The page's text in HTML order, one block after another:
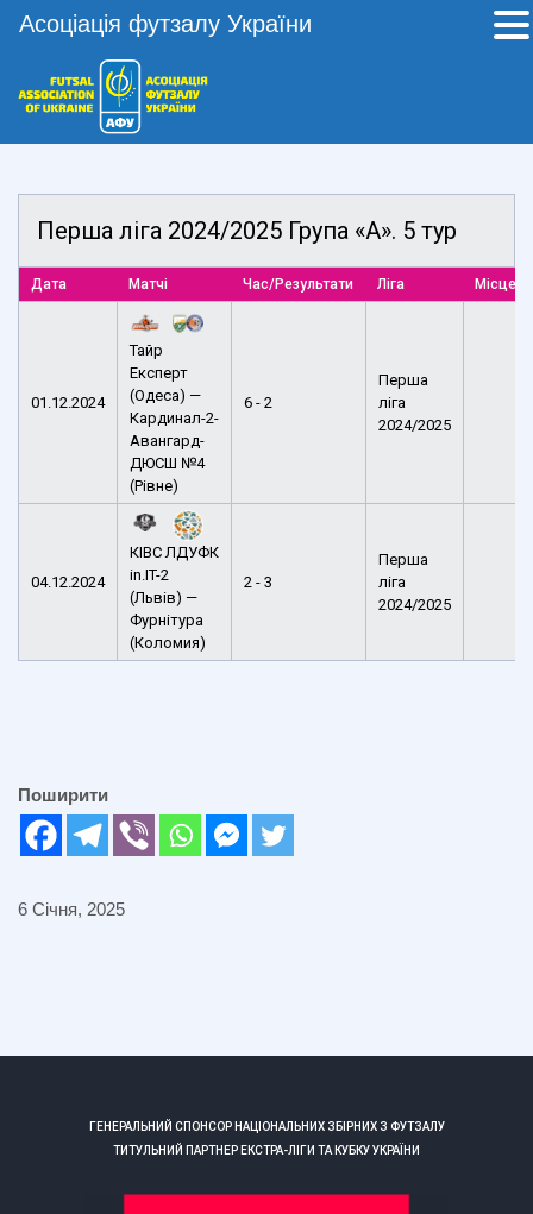
Перша ліга 2024/2025 Група «А». 5 тур
Дата Матчі Час/Результати Ліга Місце
01.12.2024
Тайр
Експерт
(Одеса) —
Кардинал-2-
Авангард-
ДЮСШ №4
(Рівне)
6 - 2
Перша
ліга
2024/2025
04.12.2024
КІВС ЛДУФК
in.IT-2
(Львів) —
Фурнітура
(Коломия)
2 - 3
Перша
ліга
2024/2025
Поширити
6 Січня, 2025
ГЕНЕРАЛЬНИЙ СПОНСОР НАЦІОНАЛЬНИХ ЗБІРНИХ З ФУТЗАЛУ
ТИТУЛЬНИЙ ПАРТНЕР ЕКСТРА-ЛІГИ ТА КУБКУ УКРАЇНИ
Асоціація футзалу України